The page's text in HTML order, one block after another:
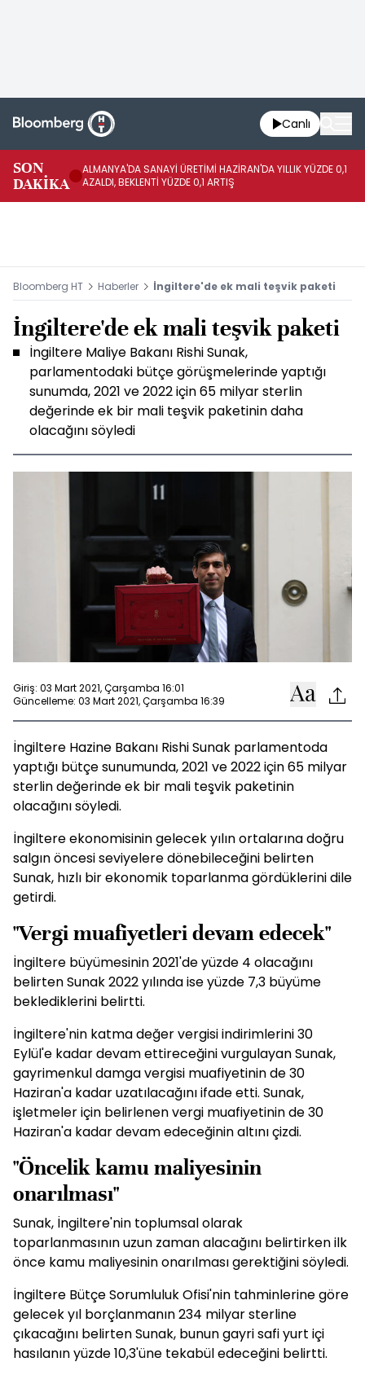
Canlı
SON
DAKİKA
ALMANYA'DA SANAYİ ÜRETİMİ HAZİRAN'DA YILLIK YÜZDE 0,1
AZALDI, BEKLENTİ YÜZDE 0,1 ARTIŞ
Bloomberg HT Haberler İngiltere'de ek mali teşvik paketi
İngiltere'de ek mali teşvik paketi
İngiltere Maliye Bakanı Rishi Sunak,
parlamentodaki bütçe görüşmelerinde yaptığı
sunumda, 2021 ve 2022 için 65 milyar sterlin
değerinde ek bir mali teşvik paketinin daha
olacağını söyledi
Giriş: 03 Mart 2021, Çarşamba 16:01
Güncelleme: 03 Mart 2021, Çarşamba 16:39
İngiltere Hazine Bakanı Rishi Sunak parlamentoda
yaptığı bütçe sunumunda, 2021 ve 2022 için 65 milyar
sterlin değerinde ek bir mali teşvik paketinin
olacağını söyledi.
İngiltere ekonomisinin gelecek yılın ortalarına doğru
salgın öncesi seviyelere dönebileceğini belirten
Sunak, hızlı bir ekonomik toparlanma gördüklerini dile
getirdi.
"Vergi muafiyetleri devam edecek"
İngiltere büyümesinin 2021'de yüzde 4 olacağını
belirten Sunak 2022 yılında ise yüzde 7,3 büyüme
beklediklerini belirtti.
İngiltere'nin katma değer vergisi indirimlerini 30
Eylül'e kadar devam ettireceğini vurgulayan Sunak,
gayrimenkul damga vergisi muafiyetinin de 30
Haziran'a kadar uzatılacağını ifade etti. Sunak,
işletmeler için belirlenen vergi muafiyetinin de 30
Haziran'a kadar devam edeceğinin altını çizdi.
"Öncelik kamu maliyesinin
onarılması"
Sunak, İngiltere'nin toplumsal olarak
toparlanmasının uzun zaman alacağını belirtirken ilk
önce kamu maliyesinin onarılması gerektiğini söyledi.
İngiltere Bütçe Sorumluluk Ofisi'nin tahminlerine göre
gelecek yıl borçlanmanın 234 milyar sterline
çıkacağını belirten Sunak, bunun gayri safi yurt içi
hasılanın yüzde 10,3'üne tekabül edeceğini belirtti.